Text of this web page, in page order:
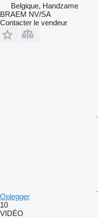
Belgique, Handzame
BRAEM NV/SA
Contacter le vendeur
Oplegger
10
VIDÉO